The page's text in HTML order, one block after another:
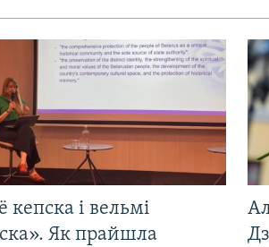
кепска і вельмі
Як прайшла